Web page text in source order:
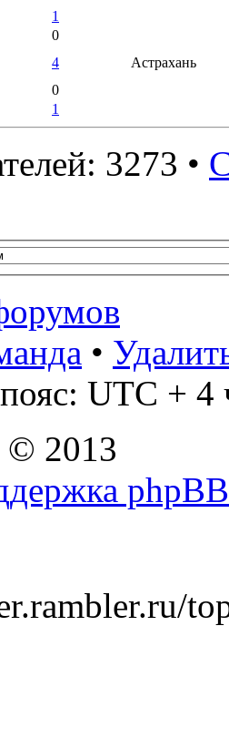
1
0
4
Астрахань
0
1
3273 •
•
UTC + 4
© 2013
phpBB